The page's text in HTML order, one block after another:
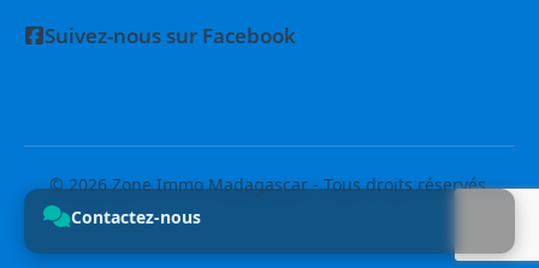
Suivez-nous sur Facebook
© 2026 Zone Immo Madagascar - Tous droits réservés.
Contactez-nous